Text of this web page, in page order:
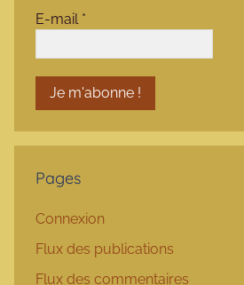
E-mail *
Pages
Connexion
Flux des publications
Flux des commentaires